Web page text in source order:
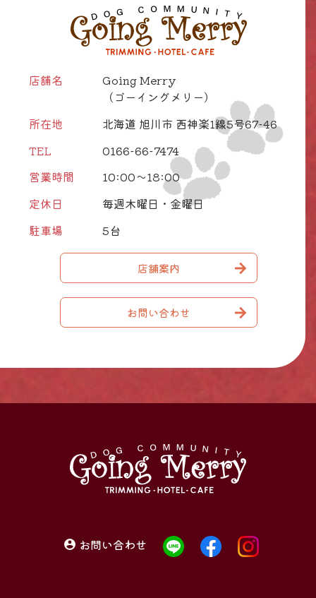
店舗名
Going Merry
（ゴーイングメリー）
所在地
北海道 旭川市 西神楽1線5号67-46
TEL
0166-66-7474
営業時間
10:00～18:00
定休日
毎週木曜日・金曜日
駐車場
5台
店舗案内
お問い合わせ
お問い合わせ